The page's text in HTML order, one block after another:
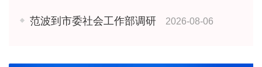
范波到市委社会工作部调研 2026-08-06